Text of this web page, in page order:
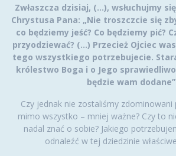
Zwłaszcza dzisiaj, (…), wsłuchujmy
Chrystusa Pana: „Nie troszczcie się
co będziemy jeść? Co będziemy pić?
przyodziewać? (…) Przecież Ojciec
tego wszystkiego potrzebujecie.
królestwo Boga i o Jego
będzie wam
Czy jednak nie zostaliśmy
mimo wszystko – mniej ważne? Czy to
nadal znać o sobie? Jakiego
odnaleźć w tej dziedzinie